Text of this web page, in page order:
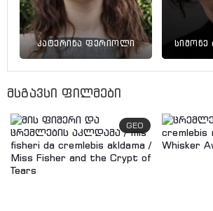
კატერინა ფერიოლი
მსგავსი ფილმები
GEO